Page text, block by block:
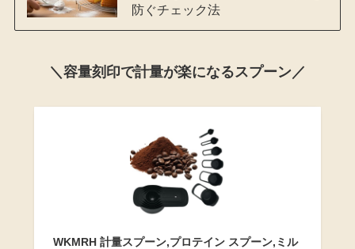
防ぐチェック法
＼容量刻印で計量が楽になるスプーン／
WKMRH 計量スプーン,プロテイン スプーン,ミル